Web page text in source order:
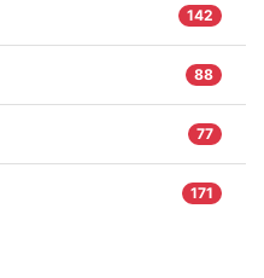
142
88
77
171